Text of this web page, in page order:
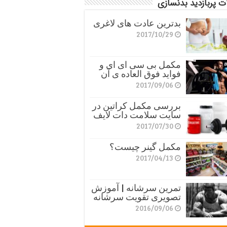
پربازدید بدنسازی
بدترین عادت های لاغری
2017/10/29
مکمل بی سی ای ای و
فواید فوق العاده ی آن
2017/09/06
بررسی مکمل کراتین در
سایت سلامت دات لایف
2017/07/30
مکمل گینر چیست؟
2017/04/13
تمرین سرشانه | آموزش
تصویری تقویت سرشانه
2016/09/06